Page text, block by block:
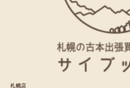
札幌店